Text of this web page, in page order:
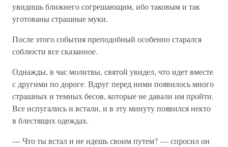
увидишь ближнего согрешающим, ибо таковым и так
уготованы страшные муки.
После этого события преподобный особенно старался
соблюсти все сказанное.
Однажды, в час молитвы, святой увидел, что идет вместе
с другими по дороге. Вдруг перед ними появилось много
страшных и темных бесов, которые не давали им пройти.
Все испугались и встали, и в эту минуту появился некто
в блестящих одеждах.
— Что ты встал и не идешь своим путем? — спросил он